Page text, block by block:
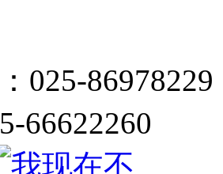
025-86978229
66622260